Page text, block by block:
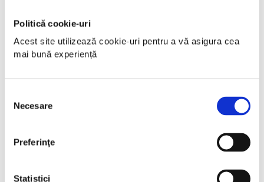
Politică cookie-uri
Acest site utilizează cookie-uri pentru a vă asigura cea
mai bună experiență
consimțământului
Necesare
Preferinţe
Statistici